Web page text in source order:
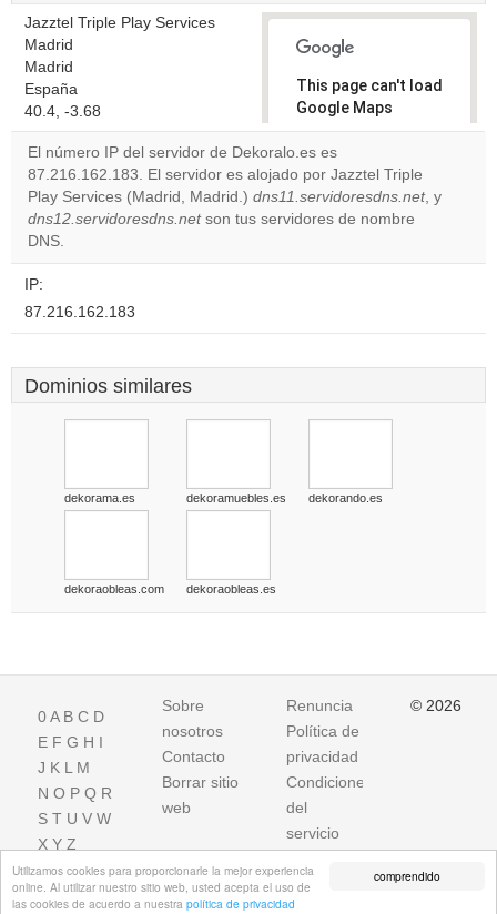
comprendido
Utilizamos cookies para proporcionarle la mejor experiencia
online. Al utilizar nuestro sitio web, usted acepta el uso de
las cookies de acuerdo a nuestra política de privacidad
Jazztel Triple Play Services
Madrid
Madrid
España
40.4, -3.68
This page can't load
Google Maps
correctly.
Do you
own this
website?
OK
El número IP del servidor de Dekoralo.es es
87.216.162.183. El servidor es alojado por Jazztel Triple
Play Services (Madrid, Madrid.) dns11.servidoresdns.net, y
dns12.servidoresdns.netson tus servidores de nombre
DNS.
IP:
87.216.162.183
Dominios similares
dekorama.es dekoramuebles.es dekorando.es
dekoraobleas.com dekoraobleas.es
0A B C D
E F G H I
J K L M
N O P Q R
S T U V W
X Y Z
Sobre
nosotros
Contacto
Borrar sitio
web
Renuncia
Política de
privacidad
Condiciones
del
servicio
© 2026